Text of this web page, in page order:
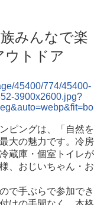
みんなで楽
ウトドア
45400/774/45400-
3900x2600.jpg?
ピングは、「自然を
大の魅力です。冷房
蔵庫・個室トイレが
、おじいちゃん・お
で手ぶらで参加でき